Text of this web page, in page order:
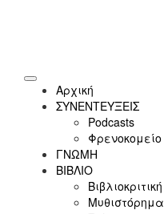
Αρχική
ΣΥΝΕΝΤΕΥΞΕΙΣ
Podcasts
Φρενοκομείο
ΓΝΩΜΗ
ΒΙΒΛΙΟ
Βιβλιοκριτική
Μυθιστόρημα